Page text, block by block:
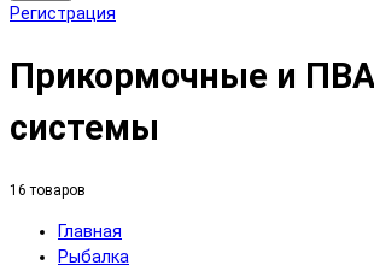
Регистрация
Прикормочные и ПВА
системы
16 товаров
Главная
Рыбалка